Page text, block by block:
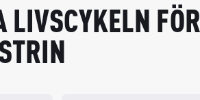
LIVSCYKELN FÖR